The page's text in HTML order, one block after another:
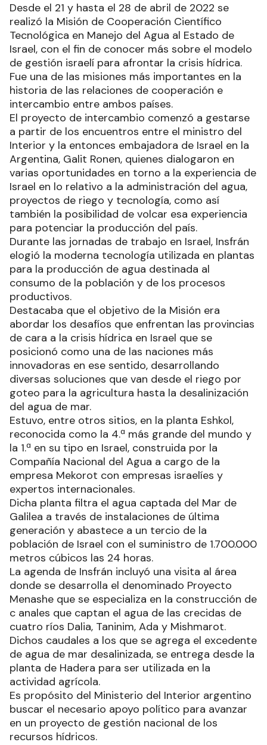
Desde el 21 y hasta el 28 de abril de 2022 se
realizó la Misión de Cooperación Científico
Tecnológica en Manejo del Agua al Estado de
Israel, con el fin de conocer más sobre el modelo
de gestión israelí para afrontar la crisis hídrica.
Fue una de las misiones más importantes en la
historia de las relaciones de cooperación e
intercambio entre ambos países.
El proyecto de intercambio comenzó a gestarse
a partir de los encuentros entre el ministro del
Interior y la entonces embajadora de Israel en la
Argentina, Galit Ronen, quienes dialogaron en
varias oportunidades en torno a la experiencia de
Israel en lo relativo a la administración del agua,
proyectos de riego y tecnología, como así
también la posibilidad de volcar esa experiencia
para potenciar la producción del país.
Durante las jornadas de trabajo en Israel, Insfrán
elogió la moderna tecnología utilizada en plantas
para la producción de agua destinada al
consumo de la población y de los procesos
productivos.
Destacaba que el objetivo de la Misión era
abordar los desafíos que enfrentan las provincias
de cara a la crisis hídrica en Israel que se
posicionó como una de las naciones más
innovadoras en ese sentido, desarrollando
diversas soluciones que van desde el riego por
goteo para la agricultura hasta la desalinización
del agua de mar.
Estuvo, entre otros sitios, en la planta Eshkol,
reconocida como la 4.ª más grande del mundo y
la 1.ª en su tipo en Israel, construida por la
Compañía Nacional del Agua a cargo de la
empresa Mekorot con empresas israelíes y
expertos internacionales.
Dicha planta filtra el agua captada del Mar de
Galilea a través de instalaciones de última
generación y abastece a un tercio de la
población de Israel con el suministro de 1.700.000
metros cúbicos las 24 horas.
La agenda de Insfrán incluyó una visita al área
donde se desarrolla el denominado Proyecto
Menashe que se especializa en la construcción de
c anales que captan el agua de las crecidas de
cuatro ríos Dalia, Taninim, Ada y Mishmarot.
Dichos caudales a los que se agrega el excedente
de agua de mar desalinizada, se entrega desde la
planta de Hadera para ser utilizada en la
actividad agrícola.
Es propósito del Ministerio del Interior argentino
buscar el necesario apoyo político para avanzar
en un proyecto de gestión nacional de los
recursos hídricos.